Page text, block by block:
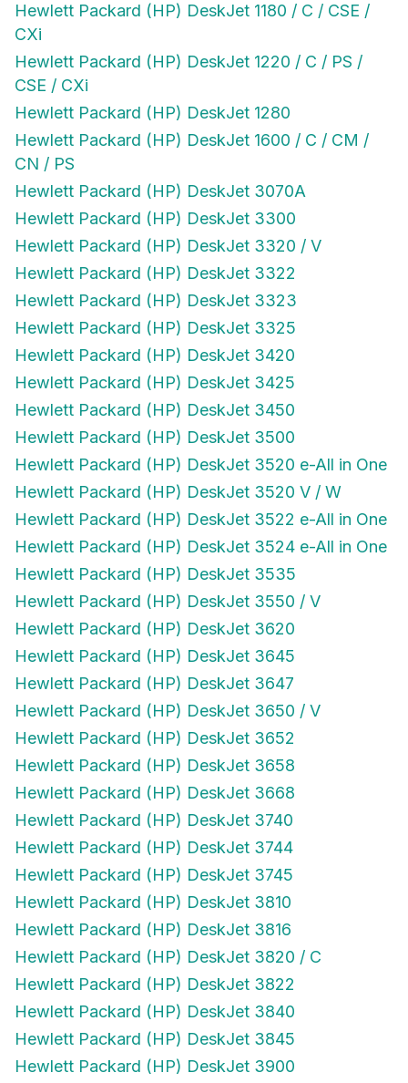
Hewlett Packard (HP) DeskJet 1180 / C / CSE /
CXi
Hewlett Packard (HP) DeskJet 1220 / C / PS /
CSE / CXi
Hewlett Packard (HP) DeskJet 1280
Hewlett Packard (HP) DeskJet 1600 / C / CM /
CN / PS
Hewlett Packard (HP) DeskJet 3070A
Hewlett Packard (HP) DeskJet 3300
Hewlett Packard (HP) DeskJet 3320 / V
Hewlett Packard (HP) DeskJet 3322
Hewlett Packard (HP) DeskJet 3323
Hewlett Packard (HP) DeskJet 3325
Hewlett Packard (HP) DeskJet 3420
Hewlett Packard (HP) DeskJet 3425
Hewlett Packard (HP) DeskJet 3450
Hewlett Packard (HP) DeskJet 3500
Hewlett Packard (HP) DeskJet 3520 e-All in One
Hewlett Packard (HP) DeskJet 3520 V / W
Hewlett Packard (HP) DeskJet 3522 e-All in One
Hewlett Packard (HP) DeskJet 3524 e-All in One
Hewlett Packard (HP) DeskJet 3535
Hewlett Packard (HP) DeskJet 3550 / V
Hewlett Packard (HP) DeskJet 3620
Hewlett Packard (HP) DeskJet 3645
Hewlett Packard (HP) DeskJet 3647
Hewlett Packard (HP) DeskJet 3650 / V
Hewlett Packard (HP) DeskJet 3652
Hewlett Packard (HP) DeskJet 3658
Hewlett Packard (HP) DeskJet 3668
Hewlett Packard (HP) DeskJet 3740
Hewlett Packard (HP) DeskJet 3744
Hewlett Packard (HP) DeskJet 3745
Hewlett Packard (HP) DeskJet 3810
Hewlett Packard (HP) DeskJet 3816
Hewlett Packard (HP) DeskJet 3820 / C
Hewlett Packard (HP) DeskJet 3822
Hewlett Packard (HP) DeskJet 3840
Hewlett Packard (HP) DeskJet 3845
Hewlett Packard (HP) DeskJet 3900